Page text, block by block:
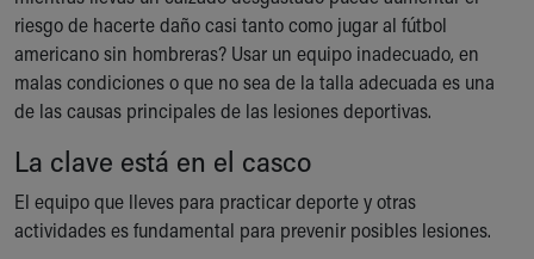
Ronald McDonald House Care Mobile
Health Centers
Symptom Checker
Financial Services
Price Estimates
Family Supports
New Parents
Find a Pediatrics Location
riesgo de hacerte daño casi tanto como jugar al fútbol
americano sin hombreras? Usar un equipo inadecuado, en
malas condiciones o que no sea de la talla adecuada es una
de las causas principales de las lesiones deportivas.
La clave está en el casco
El equipo que lleves para practicar deporte y otras
actividades es fundamental para prevenir posibles lesiones.